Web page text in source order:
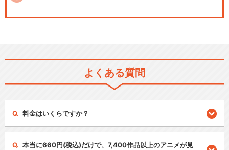
よくある質問
料金はいくらですか？
本当に660円(税込)だけで、7,400作品以上のアニメが見